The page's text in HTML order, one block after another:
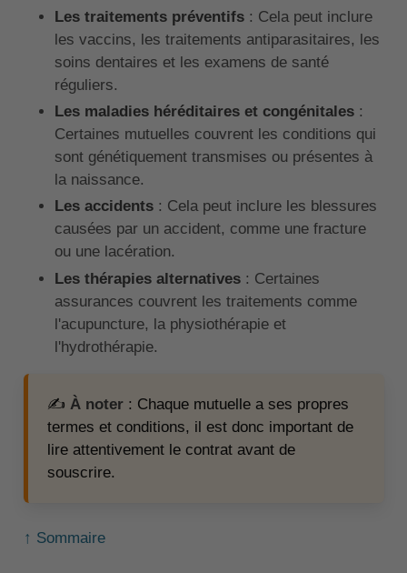
Les traitements préventifs: Cela peut inclure
les vaccins, les traitements antiparasitaires, les
soins dentaires et les examens de santé
réguliers.
Les maladies héréditaires et congénitales:
Certaines mutuelles couvrent les conditions qui
sont génétiquement transmises ou présentes à
la naissance.
Les accidents: Cela peut inclure les blessures
causées par un accident, comme une fracture
ou une lacération.
Les thérapies alternatives: Certaines
assurances couvrent les traitements comme
l'acupuncture, la physiothérapie et
l'hydrothérapie.
✍️ À noter: Chaque mutuelle a ses propres
termes et conditions, il est donc important de
lire attentivement le contrat avant de
souscrire.
↑ Sommaire